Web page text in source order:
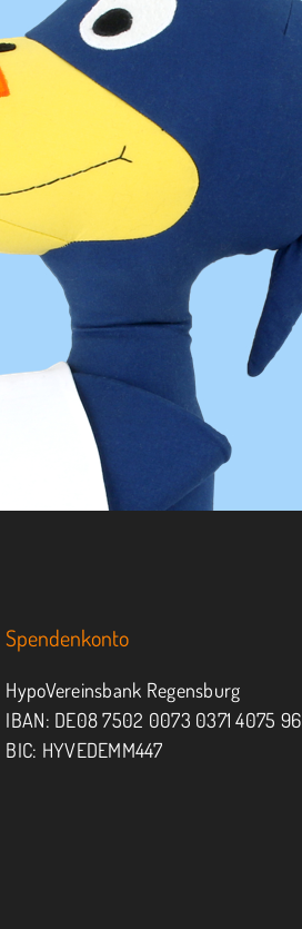
Spendenkonto
HypoVereinsbank Regensburg
IBAN: DE08 7502 0073 0371 4075 96
BIC: HYVEDEMM447